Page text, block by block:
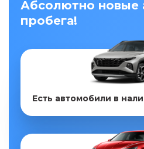
Абсолютно новые
пробега!
Есть автомобили в